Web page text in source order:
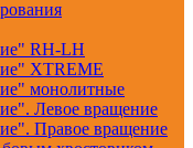
RH-LH
XTREME
монолитные
Левое вращение
Правое вращение